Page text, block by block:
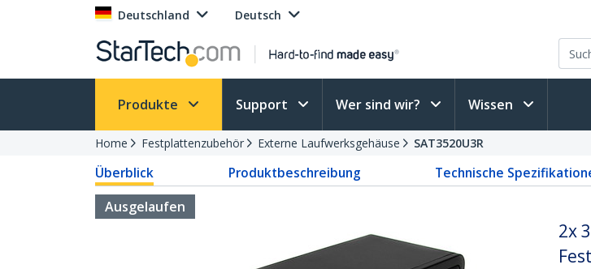
Deutschland Deutsch
Produkte Support Wer sind wir? Wissen
Home Festplattenzubehör Externe Laufwerksgehäuse SAT3520U3R
Überblick Produktbeschreibung Technische
Ausgelaufen
2x